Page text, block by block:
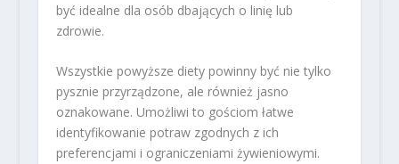
być idealne dla osób dbających o linię lub
zdrowie.
Wszystkie powyższe diety powinny być nie tylko
pysznie przyrządzone, ale również jasno
oznakowane. Umożliwi to gościom łatwe
identyfikowanie potraw zgodnych z ich
preferencjami i ograniczeniami żywieniowymi.